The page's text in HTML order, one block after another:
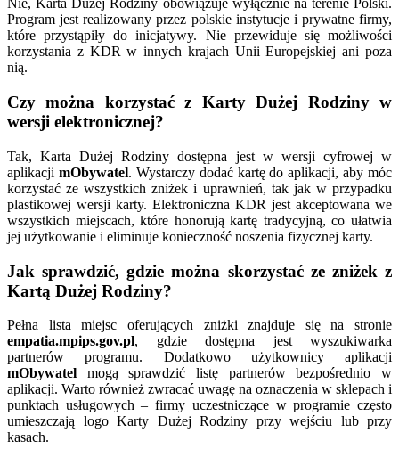
Nie, Karta Dużej Rodziny obowiązuje wyłącznie na terenie Polski.
Program jest realizowany przez polskie instytucje i prywatne firmy,
które przystąpiły do inicjatywy. Nie przewiduje się możliwości
korzystania z KDR w innych krajach Unii Europejskiej ani poza
nią.
Czy można korzystać z Karty Dużej Rodziny w
wersji elektronicznej?
Tak, Karta Dużej Rodziny dostępna jest w wersji cyfrowej w
aplikacji mObywatel. Wystarczy dodać kartę do aplikacji, aby móc
korzystać ze wszystkich zniżek i uprawnień, tak jak w przypadku
plastikowej wersji karty. Elektroniczna KDR jest akceptowana we
wszystkich miejscach, które honorują kartę tradycyjną, co ułatwia
jej użytkowanie i eliminuje konieczność noszenia fizycznej karty.
Jak sprawdzić, gdzie można skorzystać ze zniżek z
Kartą Dużej Rodziny?
Pełna lista miejsc oferujących zniżki znajduje się na stronie
empatia.mpips.gov.pl, gdzie dostępna jest wyszukiwarka
partnerów programu. Dodatkowo użytkownicy aplikacji
mObywatel mogą sprawdzić listę partnerów bezpośrednio w
aplikacji. Warto również zwracać uwagę na oznaczenia w sklepach i
punktach usługowych – firmy uczestniczące w programie często
umieszczają logo Karty Dużej Rodziny przy wejściu lub przy
kasach.